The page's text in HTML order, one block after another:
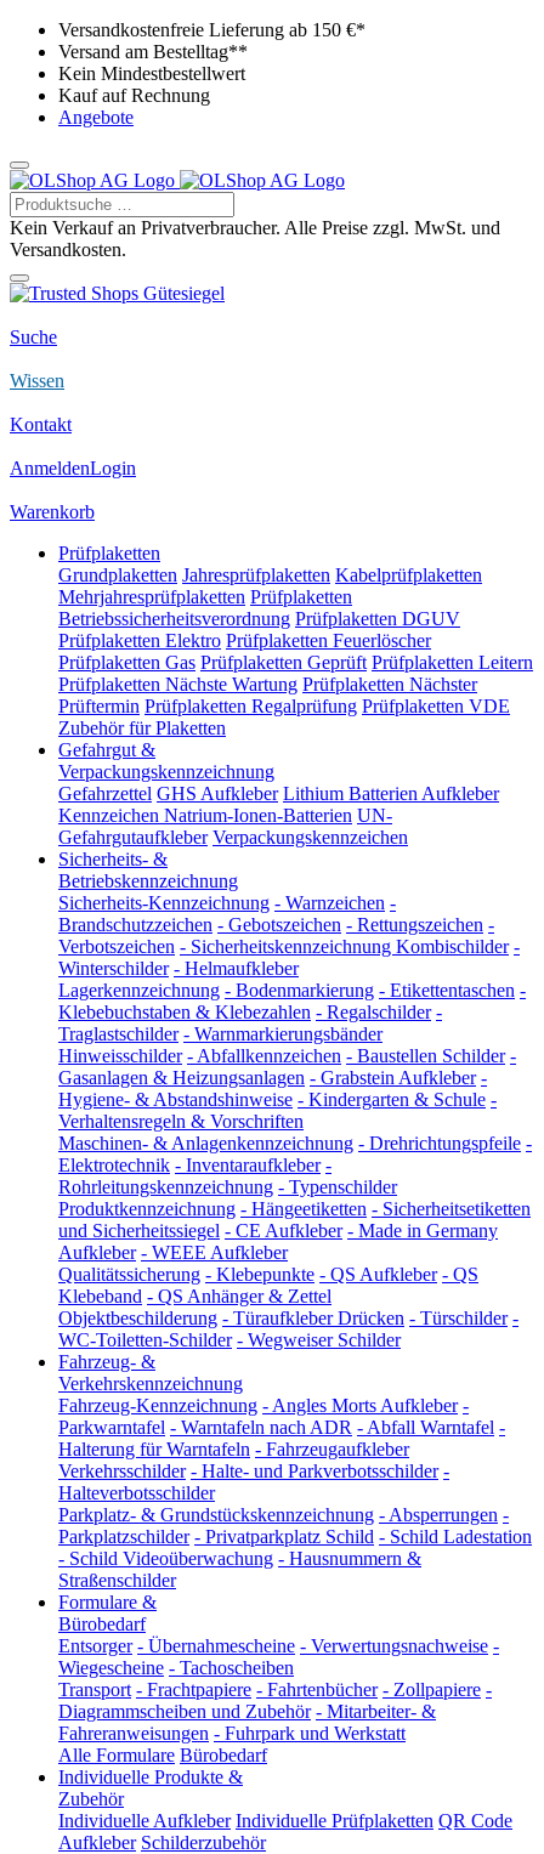
Versandkostenfreie Lieferung ab 150 €*
Versand am Bestelltag**
Kein Mindestbestellwert
Kauf auf Rechnung
Angebote
Kein Verkauf an Privatverbraucher. Alle Preise zzgl. MwSt. und
Versandkosten.
Suche
Wissen
Kontakt
AnmeldenLogin
Warenkorb
Prüfplaketten
Grundplaketten Jahresprüfplaketten Kabelprüfplaketten
Mehrjahresprüfplaketten Prüfplaketten
Betriebssicherheitsverordnung Prüfplaketten DGUV
Prüfplaketten Elektro Prüfplaketten Feuerlöscher
Prüfplaketten Gas Prüfplaketten Geprüft Prüfplaketten Leitern
Prüfplaketten Nächste Wartung Prüfplaketten Nächster
Prüftermin Prüfplaketten Regalprüfung Prüfplaketten VDE
Zubehör für Plaketten
Gefahrgut &
Verpackungskennzeichnung
Gefahrzettel GHS Aufkleber Lithium Batterien Aufkleber
Kennzeichen Natrium-Ionen-Batterien UN-
Gefahrgutaufkleber Verpackungskennzeichen
Sicherheits- &
Betriebskennzeichnung
Sicherheits-Kennzeichnung - Warnzeichen -
Brandschutzzeichen - Gebotszeichen - Rettungszeichen -
Verbotszeichen - Sicherheitskennzeichnung Kombischilder -
Winterschilder - Helmaufkleber
Lagerkennzeichnung - Bodenmarkierung - Etikettentaschen -
Klebebuchstaben & Klebezahlen - Regalschilder -
Traglastschilder - Warnmarkierungsbänder
Hinweisschilder - Abfallkennzeichen - Baustellen Schilder -
Gasanlagen & Heizungsanlagen - Grabstein Aufkleber -
Hygiene- & Abstandshinweise - Kindergarten & Schule -
Verhaltensregeln & Vorschriften
Maschinen- & Anlagenkennzeichnung - Drehrichtungspfeile -
Elektrotechnik - Inventaraufkleber -
Rohrleitungskennzeichnung - Typenschilder
Produktkennzeichnung - Hängeetiketten - Sicherheitsetiketten
und Sicherheitssiegel - CE Aufkleber - Made in Germany
Aufkleber - WEEE Aufkleber
Qualitätssicherung - Klebepunkte - QS Aufkleber - QS
Klebeband - QS Anhänger & Zettel
Objektbeschilderung - Türaufkleber Drücken - Türschilder -
WC-Toiletten-Schilder - Wegweiser Schilder
Fahrzeug- &
Verkehrskennzeichnung
Fahrzeug-Kennzeichnung - Angles Morts Aufkleber -
Parkwarntafel - Warntafeln nach ADR - Abfall Warntafel -
Halterung für Warntafeln - Fahrzeugaufkleber
Verkehrsschilder - Halte- und Parkverbotsschilder -
Halteverbotsschilder
Parkplatz- & Grundstückskennzeichnung - Absperrungen -
Parkplatzschilder - Privatparkplatz Schild - Schild Ladestation
- Schild Videoüberwachung - Hausnummern &
Straßenschilder
Formulare &
Bürobedarf
Entsorger - Übernahmescheine - Verwertungsnachweise -
Wiegescheine - Tachoscheiben
Transport - Frachtpapiere - Fahrtenbücher - Zollpapiere -
Diagrammscheiben und Zubehör - Mitarbeiter- &
Fahreranweisungen - Fuhrpark und Werkstatt
Alle Formulare Bürobedarf
Individuelle Produkte &
Zubehör
Individuelle Aufkleber Individuelle Prüfplaketten QR Code
Aufkleber Schilderzubehör